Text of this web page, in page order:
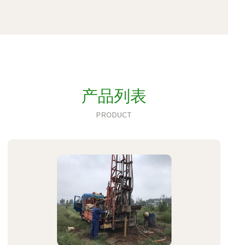
产品列表
PRODUCT